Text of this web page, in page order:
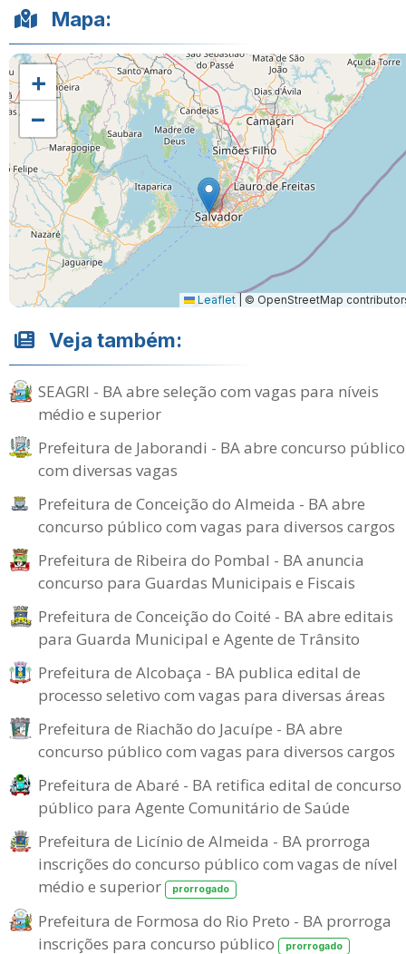
Mapa:
+
−
Leaflet © OpenStreetMap
Veja também:
SEAGRI - BA abre seleção com vagas para níveis
médio e superior
Prefeitura de Jaborandi - BA abre concurso público
com diversas vagas
Prefeitura de Conceição do Almeida - BA abre
concurso público com vagas para diversos cargos
Prefeitura de Ribeira do Pombal - BA anuncia
concurso para Guardas Municipais e Fiscais
Prefeitura de Conceição do Coité - BA abre editais
para Guarda Municipal e Agente de Trânsito
Prefeitura de Alcobaça - BA publica edital de
processo seletivo com vagas para diversas áreas
Prefeitura de Riachão do Jacuípe - BA abre
concurso público com vagas para diversos cargos
Prefeitura de Abaré - BA retifica edital de concurso
público para Agente Comunitário de Saúde
Prefeitura de Licínio de Almeida - BA prorroga
inscrições do concurso público com vagas de nível
médio e superior
prorrogado
Prefeitura de Formosa do Rio Preto - BA prorroga
inscrições para concurso público
prorrogado